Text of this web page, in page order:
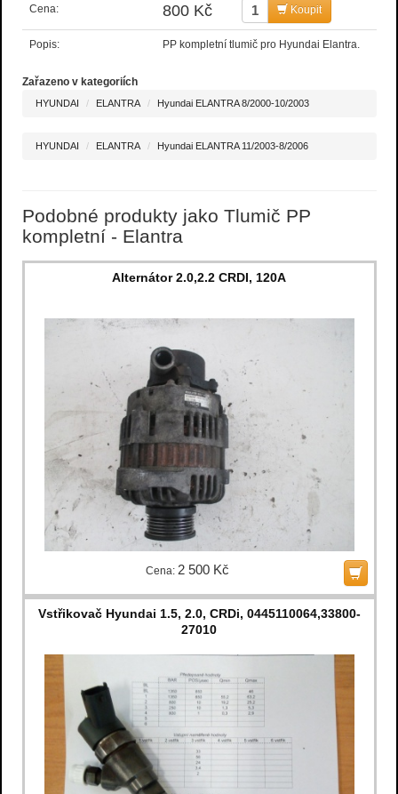
Cena: 800 Kč Koupit
Popis: PP kompletní tlumič pro Hyundai Elantra.
Zařazeno v kategoriích
HYUNDAI ELANTRA Hyundai ELANTRA 8/2000-10/2003
HYUNDAI ELANTRA Hyundai ELANTRA 11/2003-8/2006
Podobné produkty jako Tlumič PP
kompletní - Elantra
Alternátor 2.0,2.2 CRDI, 120A
Cena: 2 500 Kč
Vstřikovač Hyundai 1.5, 2.0, CRDi, 0445110064,33800-
27010